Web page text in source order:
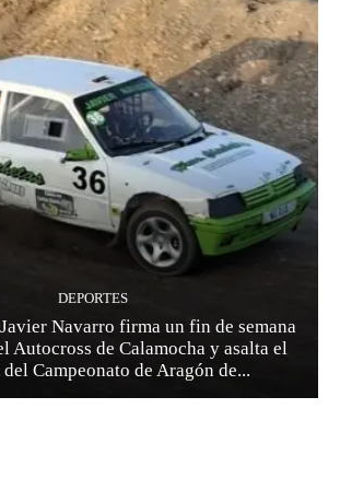
DEPORTES
Navarro firma un fin de semana
Autocross de Calamocha y asalta el
Campeonato de Aragón de...